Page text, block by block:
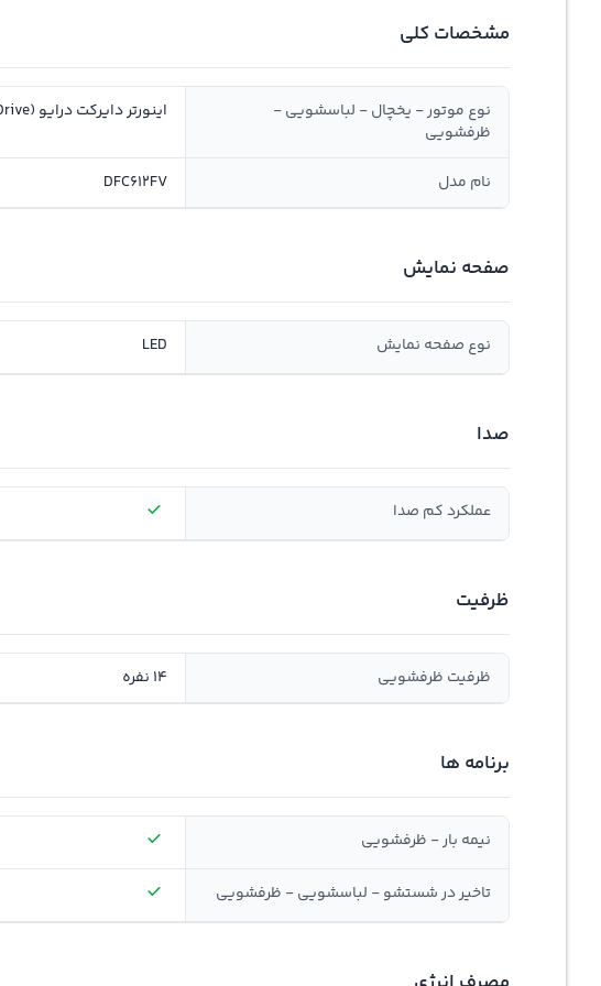
مشخصات کلی
نوع موتور - یخچال - لباسشویی -
ظرفشویی
اینورتر دایرکت درایو (Inverter Direct Drive)
نام مدل DFC612FV
صفحه نمایش
نوع صفحه نمایش LED
صدا
عملکرد کم صدا
ظرفیت
ظرفیت ظرفشویی 14 نفره
برنامه ها
نیمه بار - ظرفشویی
تاخیر در شستشو - لباسشویی - ظرفشویی